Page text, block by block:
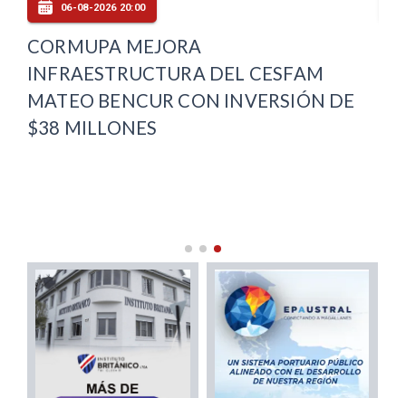
06-08-2026 20:00
CORMUPA MEJORA
INFRAESTRUCTURA DEL CESFAM
MATEO BENCUR CON INVERSIÓN DE
$38 MILLONES